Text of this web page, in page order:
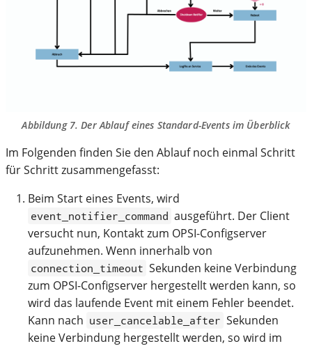
Abbildung 7. Der Ablauf eines Standard-Events im Überblick
Im Folgenden finden Sie den Ablauf noch einmal Schritt
für Schritt zusammengefasst:
Beim Start eines Events, wird
event_notifier_command ausgeführt. Der Client
versucht nun, Kontakt zum OPSI-Configserver
aufzunehmen. Wenn innerhalb von
connection_timeout Sekunden keine Verbindung
zum OPSI-Configserver hergestellt werden kann, so
wird das laufende Event mit einem Fehler beendet.
Kann nach user_cancelable_after Sekunden
keine Verbindung hergestellt werden, so wird im